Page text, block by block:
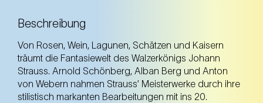
Beschreibung
Von Rosen, Wein, Lagunen, Schätzen und Kaisern
träumt die Fantasiewelt des Walzerkönigs Johann
Strauss. Arnold Schönberg, Alban Berg und Anton
von Webern nahmen Strauss’ Meisterwerke durch ihre
stilistisch markanten Bearbeitungen mit ins 20.